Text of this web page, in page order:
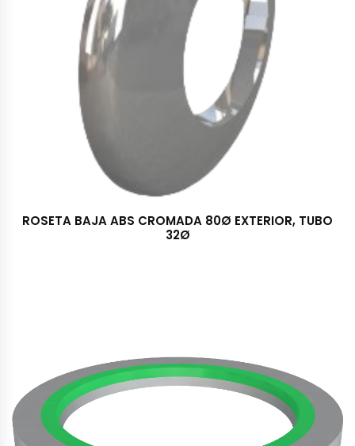
ROSETA BAJA ABS CROMADA 80Ø EXTERIOR, TUBO
32Ø